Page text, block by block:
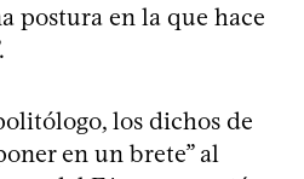
postura en la que hace
los dichos de
en un brete” al